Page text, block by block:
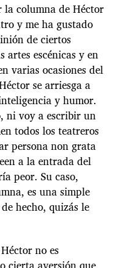
columna de Héctor
y me ha gustado
de ciertos
artes escénicas y en
varias ocasiones del
se arriesga a
y humor.
ni voy a escribir un
todos los teatreros
persona non grata
a la entrada del
peor. Su caso,
es una simple
hecho, quizás le
no es